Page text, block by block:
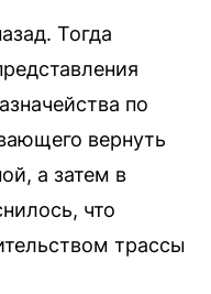
Тогда
по
вернуть
а затем в
что
трассы